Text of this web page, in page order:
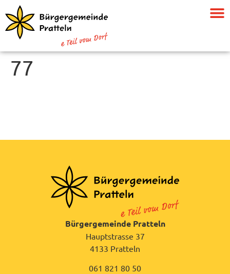
77
Bürgergemeinde Pratteln
Hauptstrasse 37
4133 Pratteln
061 821 80 50